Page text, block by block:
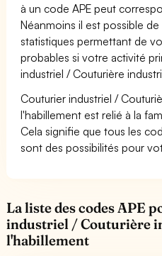
à un code APE peut
Néanmoins il est possible
statistiques permettant de
probables si votre activité
industriel / Couturière
Couturier industriel /
l'habillement est relié à la
Cela signifie que tous les
sont des possibilités pour
La liste des codes APE
industriel / Couturière
l'habillement